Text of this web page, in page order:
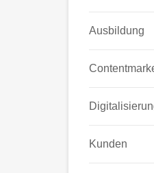
Ausbildung
Kunden